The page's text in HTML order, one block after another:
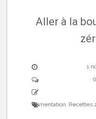
Aller à la
1
Alimentation, Recettes